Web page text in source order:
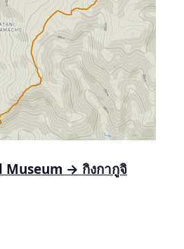
Museum → กิงกากูจิ